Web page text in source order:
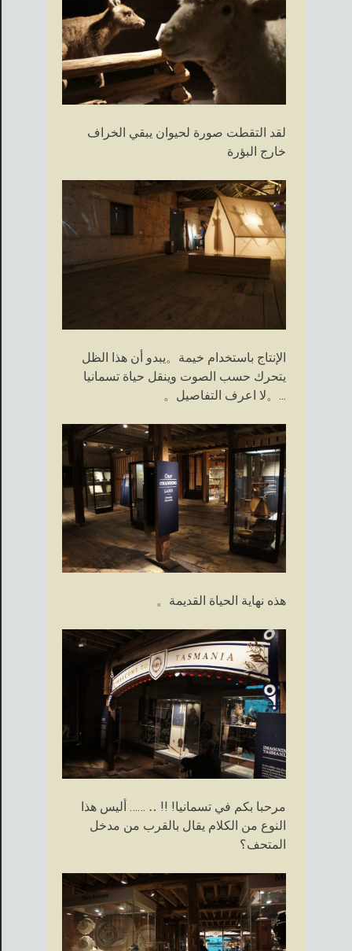
لقد التقطت صورة لحيوان يبقي الخراف
خارج البؤرة
الإنتاج باستخدام خيمة。يبدو أن هذا الظل
يتحرك حسب الصوت وينقل حياة تسمانيا
...。لا اعرف التفاصيل。
هذه نهاية الحياة القديمة。
مرحبا بكم في تسمانيا! !! ‥ …… أليس هذا
النوع من الكلام يقال بالقرب من مدخل
المتحف؟